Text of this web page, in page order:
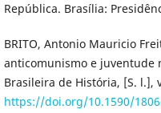
República. Brasília:
BRITO, Antonio Mauricio
anticomunismo e juventude
Brasileira de História, [S. l.],
https://doi.org/10.1590/